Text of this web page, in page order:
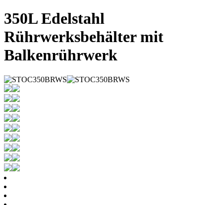
350L Edelstahl
Rührwerksbehälter mit
Balkenrührwerk